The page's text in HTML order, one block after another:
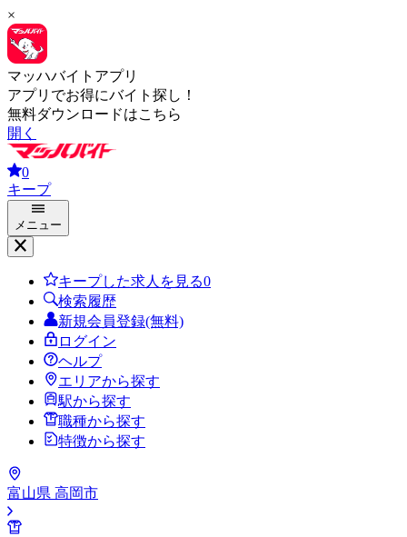
×
マッハバイトアプリ
アプリでお得にバイト探し！
無料ダウンロードはこちら
開く
0
キープ
メニュー
キープした求人を見る0
検索履歴
新規会員登録(無料)
ログイン
ヘルプ
エリアから探す
駅から探す
職種から探す
特徴から探す
富山県 高岡市